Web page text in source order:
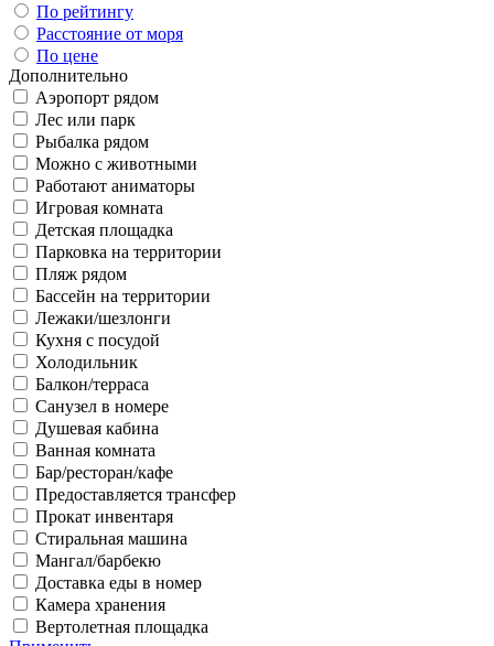
По рейтингу
Расстояние от моря
По цене
Дополнительно
Аэропорт рядом
Лес или парк
Рыбалка рядом
Можно с животными
Работают аниматоры
Игровая комната
Детская площадка
Парковка на территории
Пляж рядом
Бассейн на территории
Лежаки/шезлонги
Кухня с посудой
Холодильник
Балкон/терраса
Санузел в номере
Душевая кабина
Ванная комната
Бар/ресторан/кафе
Предоставляется трансфер
Прокат инвентаря
Стиральная машина
Мангал/барбекю
Доставка еды в номер
Камера хранения
Вертолетная площадка